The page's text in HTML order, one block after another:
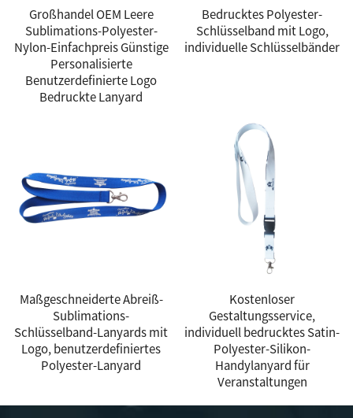
Großhandel OEM Leere
Sublimations-Polyester-
Nylon-Einfachpreis Günstige
Personalisierte
Benutzerdefinierte Logo
Bedruckte Lanyard
Bedrucktes Polyester-
Schlüsselband mit Logo,
individuelle Schlüsselbänder
Maßgeschneiderte Abreiß-
Sublimations-
Schlüsselband-Lanyards mit
Logo, benutzerdefiniertes
Polyester-Lanyard
Kostenloser
Gestaltungsservice,
individuell bedrucktes Satin-
Polyester-Silikon-
Handylanyard für
Veranstaltungen